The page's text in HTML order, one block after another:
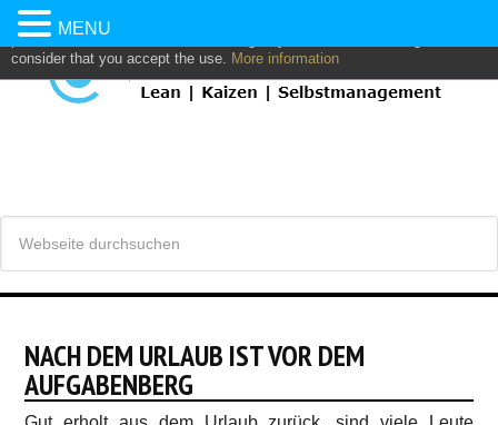
This website uses own and/or third parties cookies to: analyze,
personalize content and/or advertising. If you continue browsing, we
consider that you accept the use. More information
NACH DEM URLAUB IST VOR DEM
AUFGABENBERG
MENU